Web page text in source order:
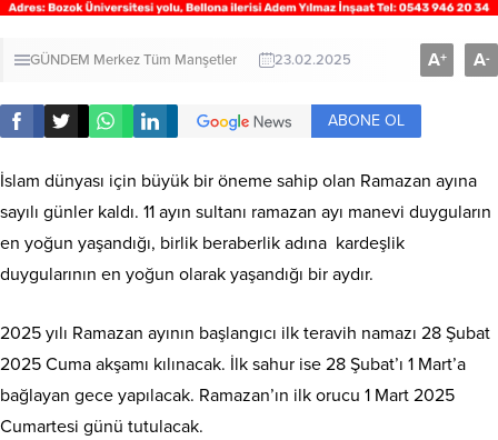
GÜNDEM MerkezTüm Manşetler 23.02.2025 A+ A-
ABONE OL
İslam dünyası için büyük bir öneme sahip olan Ramazan ayına
sayılı günler kaldı. 11 ayın sultanı ramazan ayı manevi duyguların
en yoğun yaşandığı, birlik beraberlik adına kardeşlik
duygularının en yoğun olarak yaşandığı bir aydır.
2025 yılı Ramazan ayının başlangıcı ilk teravih namazı 28 Şubat
2025 Cuma akşamı kılınacak. İlk sahur ise 28 Şubat’ı 1 Mart’a
bağlayan gece yapılacak. Ramazan’ın ilk orucu 1 Mart 2025
Cumartesi günü tutulacak.